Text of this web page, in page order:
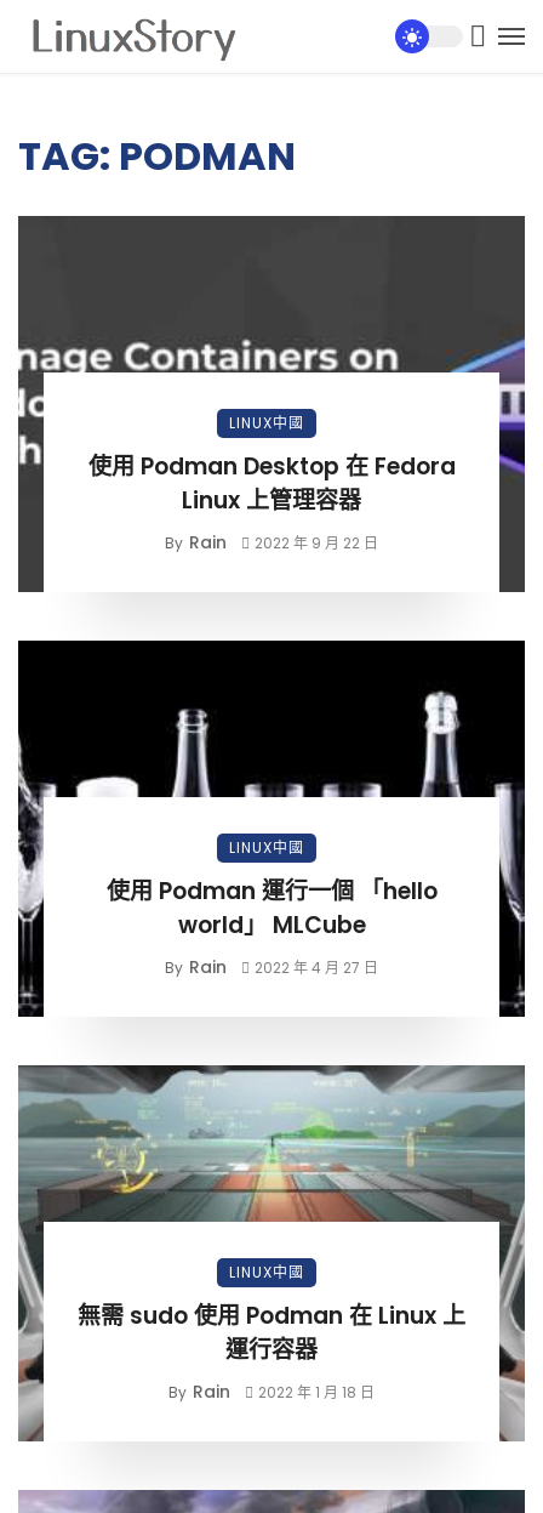
TAG: PODMAN
LINUX中國
使用 Podman Desktop 在 Fedora
Linux 上管理容器
By Rain 2022 年 9 月 22 日
LINUX中國
使用 Podman 運行一個 「hello
world」 MLCube
By Rain 2022 年 4 月 27 日
LINUX中國
無需 sudo 使用 Podman 在 Linux 上
運行容器
By Rain 2022 年 1 月 18 日